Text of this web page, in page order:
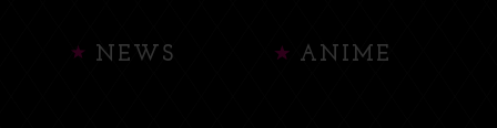
NEWS ANIME